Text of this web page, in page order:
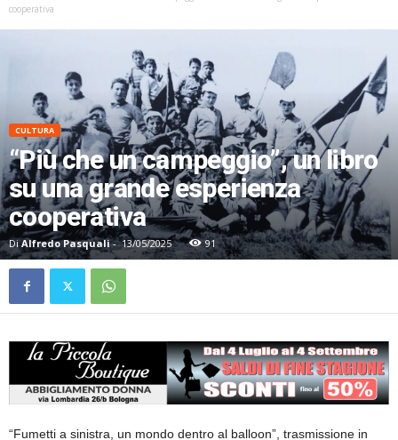
cooperativa
CULTURA
“Più che un campeggio”, un libro
su una grande esperienza
cooperativa
Di Alfredo Pasquali- 13/05/2025 91
“Fumetti a sinistra, un mondo dentro al balloon”, trasmissione in